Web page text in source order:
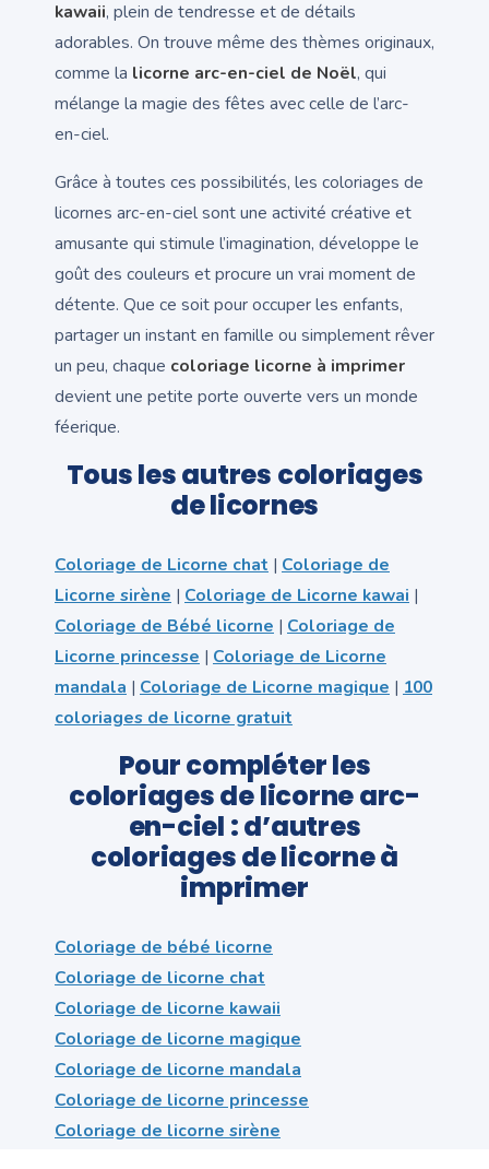
kawaii, plein de tendresse et de détails
adorables. On trouve même des thèmes originaux,
comme la licorne arc-en-ciel de Noël, qui
mélange la magie des fêtes avec celle de l’arc-
en-ciel.
Grâce à toutes ces possibilités, les coloriages de
licornes arc-en-ciel sont une activité créative et
amusante qui stimule l’imagination, développe le
goût des couleurs et procure un vrai moment de
détente. Que ce soit pour occuper les enfants,
partager un instant en famille ou simplement rêver
un peu, chaque coloriage licorne à imprimer
devient une petite porte ouverte vers un monde
féerique.
Tous les autres coloriages
de licornes
Coloriage de Licorne chat | Coloriage de
Licorne sirène | Coloriage de Licorne kawai |
Coloriage de Bébé licorne | Coloriage de
Licorne princesse | Coloriage de Licorne
mandala | Coloriage de Licorne magique | 100
coloriages de licorne gratuit
Pour compléter les
coloriages de licorne arc-
en-ciel : d’autres
coloriages de licorne à
imprimer
Coloriage de bébé licorne
Coloriage de licorne chat
Coloriage de licorne kawaii
Coloriage de licorne magique
Coloriage de licorne mandala
Coloriage de licorne princesse
Coloriage de licorne sirène